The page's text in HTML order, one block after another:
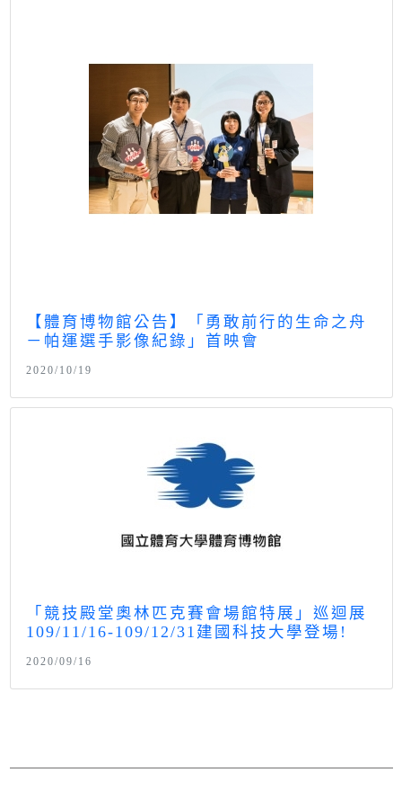
【體育博物館公告】「勇敢前行的生命之舟
－帕運選手影像紀錄」首映會
2020/10/19
「競技殿堂奧林匹克賽會場館特展」巡迴展
109/11/16-109/12/31建國科技大學登場!
2020/09/16